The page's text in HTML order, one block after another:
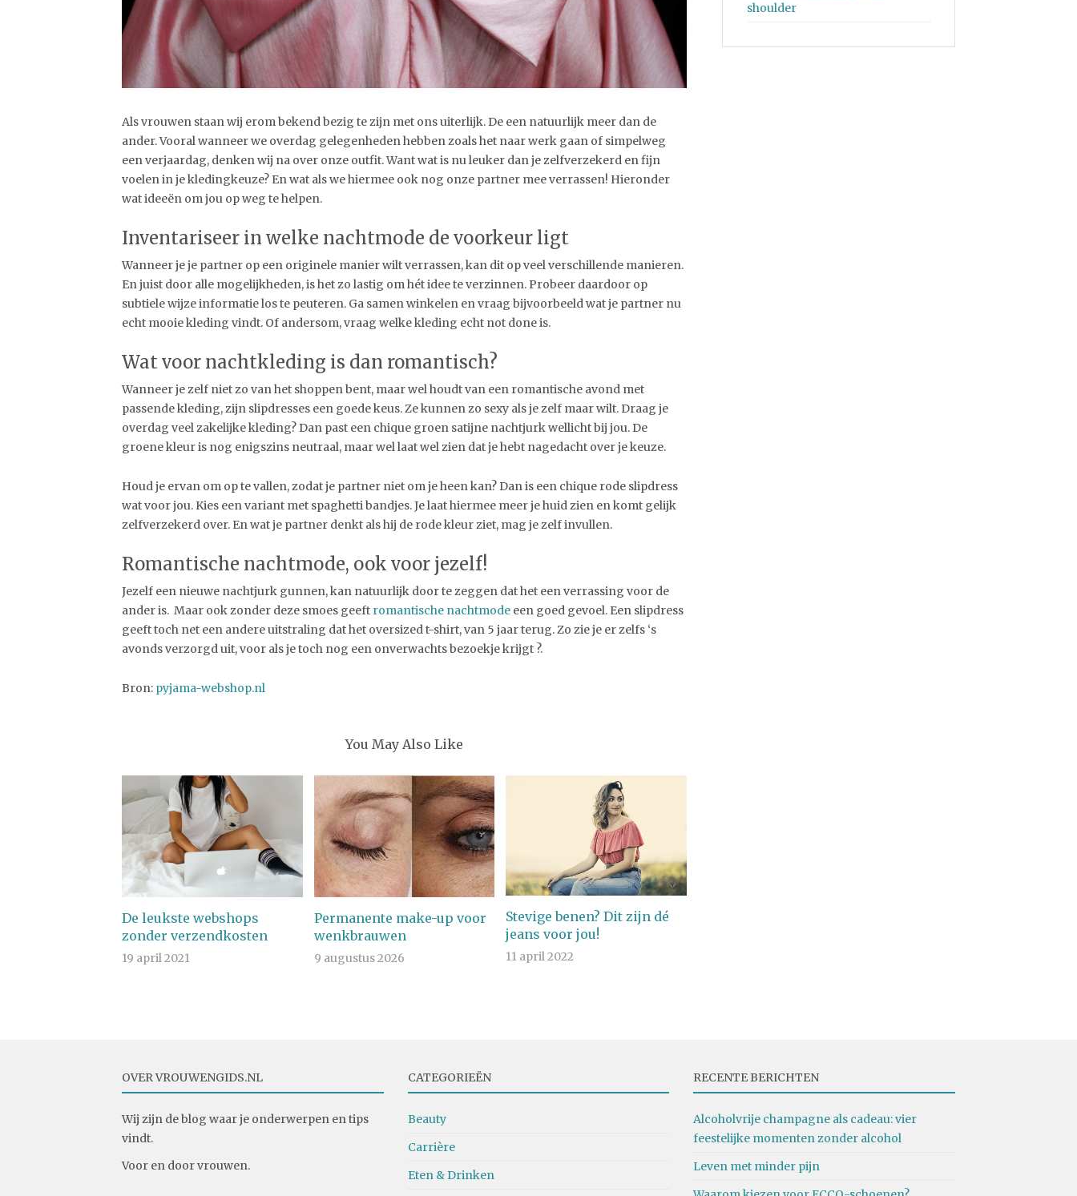
Als vrouwen staan wij erom bekend bezig te zijn met ons uiterlijk. De een natuurlijk meer dan de
ander. Vooral wanneer we overdag gelegenheden hebben zoals het naar werk gaan of simpelweg
een verjaardag, denken wij na over onze outfit. Want wat is nu leuker dan je zelfverzekerd en fijn
voelen in je kledingkeuze? En wat als we hiermee ook nog onze partner mee verrassen! Hieronder
wat ideeën om jou op weg te helpen.
Inventariseer in welke nachtmode de voorkeur ligt
Wanneer je je partner op een originele manier wilt verrassen, kan dit op veel verschillende manieren.
En juist door alle mogelijkheden, is het zo lastig om hét idee te verzinnen. Probeer daardoor op
subtiele wijze informatie los te peuteren. Ga samen winkelen en vraag bijvoorbeeld wat je partner nu
echt mooie kleding vindt. Of andersom, vraag welke kleding echt not done is.
Wat voor nachtkleding is dan romantisch?
Wanneer je zelf niet zo van het shoppen bent, maar wel houdt van een romantische avond met
passende kleding, zijn slipdresses een goede keus. Ze kunnen zo sexy als je zelf maar wilt. Draag je
overdag veel zakelijke kleding? Dan past een chique groen satijne nachtjurk wellicht bij jou. De
groene kleur is nog enigszins neutraal, maar wel laat wel zien dat je hebt nagedacht over je keuze.
Houd je ervan om op te vallen, zodat je partner niet om je heen kan? Dan is een chique rode slipdress
wat voor jou. Kies een variant met spaghetti bandjes. Je laat hiermee meer je huid zien en komt gelijk
zelfverzekerd over. En wat je partner denkt als hij de rode kleur ziet, mag je zelf invullen.
Romantische nachtmode, ook voor jezelf!
Jezelf een nieuwe nachtjurk gunnen, kan natuurlijk door te zeggen dat het een verrassing voor de
ander is. Maar ook zonder deze smoes geeft romantische nachtmode een goed gevoel. Een slipdress
geeft toch net een andere uitstraling dat het oversized t-shirt, van 5 jaar terug. Zo zie je er zelfs ‘s
avonds verzorgd uit, voor als je toch nog een onverwachts bezoekje krijgt ?.
Bron: pyjama-webshop.nl
You May Also Like
De leukste webshops
zonder verzendkosten
19 april 2021
Permanente make-up voor
wenkbrauwen
9 augustus 2026
Stevige benen? Dit zijn dé
jeans voor jou!
11 april 2022
shoulder
OVER VROUWENGIDS.NL
Wij zijn de blog waar je onderwerpen en tips
vindt.
Voor en door vrouwen.
CATEGORIEËN
Beauty
Carrière
Eten & Drinken
RECENTE BERICHTEN
Alcoholvrije champagne als cadeau: vier
feestelijke momenten zonder alcohol
Leven met minder pijn